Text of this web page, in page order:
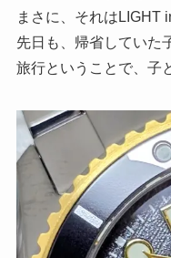
まさに、それはLIGHT
先日も、帰省していた
旅行ということで、子